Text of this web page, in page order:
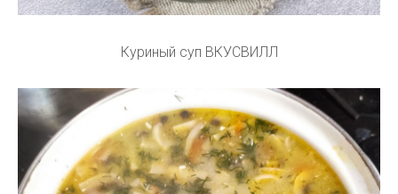
Куриный суп ВКУСВИЛЛ